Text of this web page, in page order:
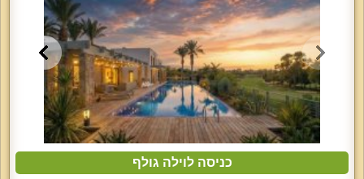
כניסה לוילה גולף